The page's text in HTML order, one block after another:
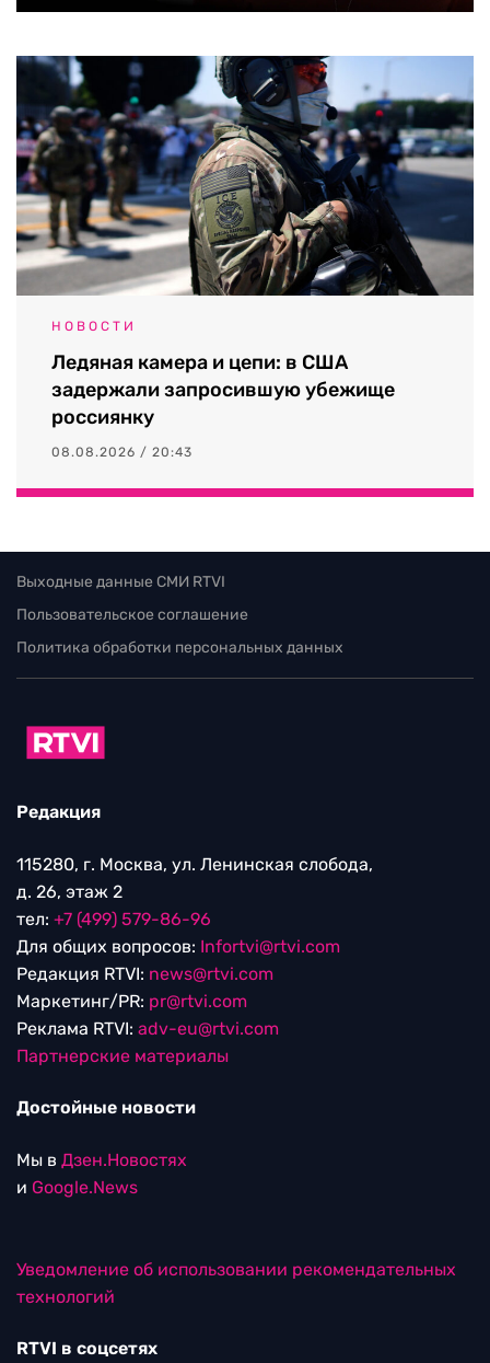
НОВОСТИ
Ледяная камера и цепи: в США
задержали запросившую убежище
россиянку
08.08.2026 / 20:43
Выходные данные СМИ RTVI
Пользовательское соглашение
Политика обработки персональных данных
Редакция
115280, г. Москва, ул. Ленинская слобода,
д. 26, этаж 2
тел: +7 (499) 579-86-96
Для общих вопросов: Infortvi@rtvi.com
Редакция RTVI: news@rtvi.com
Маркетинг/PR: pr@rtvi.com
Реклама RTVI: adv-eu@rtvi.com
Партнерские материалы
Достойные новости
Мы в Дзен.Новостях
и Google.News
Уведомление об использовании рекомендательных
технологий
RTVI в соцсетях